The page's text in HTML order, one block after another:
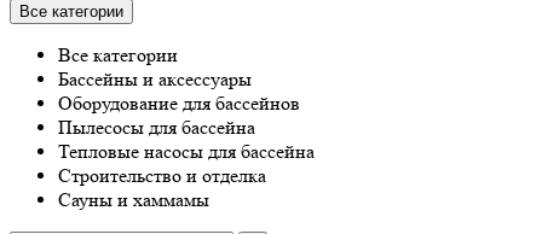
Все категории
Все категории
Бассейны и аксессуары
Оборудование для бассейнов
Пылесосы для бассейна
Тепловые насосы для бассейна
Строительство и отделка
Сауны и хаммамы